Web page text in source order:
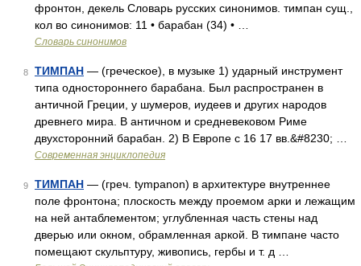
фронтон, декель Словарь русских синонимов. тимпан сущ.,
кол во синонимов: 11 • барабан (34) • …
Словарь синонимов
8 ТИМПАН — (греческое), в музыке 1) ударный инструмент
типа одностороннего барабана. Был распространен в
античной Греции, у шумеров, иудеев и других народов
древнего мира. В античном и средневековом Риме
двухсторонний барабан. 2) В Европе с 16 17 вв.&#8230; …
Современная энциклопедия
9 ТИМПАН — (греч. tympanon) в архитектуре внутреннее
поле фронтона; плоскость между проемом арки и лежащим
на ней антаблементом; углубленная часть стены над
дверью или окном, обрамленная аркой. В тимпане часто
помещают скульптуру, живопись, гербы и т. д …